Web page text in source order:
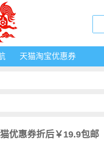
天猫淘宝优惠券
优惠券折后￥19.9包邮